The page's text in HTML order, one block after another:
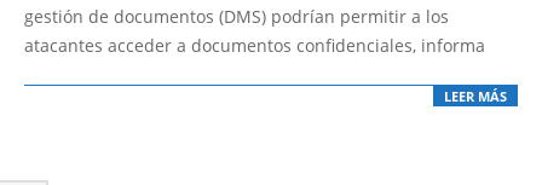
gestión de documentos (DMS) podrían permitir a los
atacantes acceder a documentos confidenciales, informa
LEER MÁS